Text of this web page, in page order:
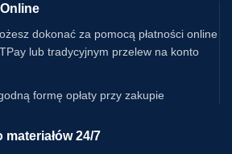
dokonać za pomocą płatności online
lub tradycyjnym przelew na konto
formę opłaty przy zakupie
materiałów 24/7